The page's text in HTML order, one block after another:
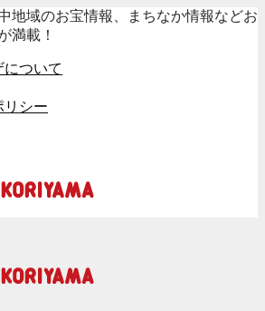
地域のお宝情報、まちなか情報などお
満載！
について
リシー